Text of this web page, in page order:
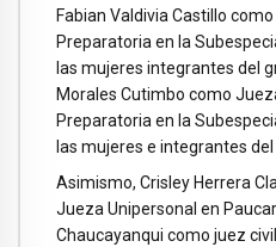
Fabian Valdivia Castillo
Preparatoria en la
las mujeres integrantes del
Morales Cutimbo como
Preparatoria en la
las mujeres e integrantes
Asimismo, Crisley Herrera
Jueza Unipersonal en
Chaucayanqui como juez